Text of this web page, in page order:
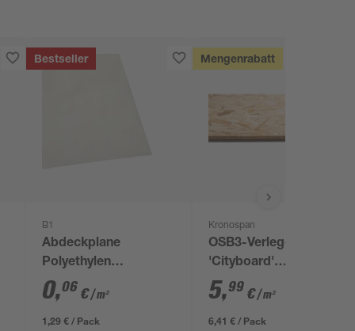
Bestseller
B1
Abdeckplane
Polyethylen
transparent 4 x 5 m
0,06 €/ m²
1,29 € / Pack
Mengenrabatt
Kronospan
OSB3-Verlegeplatte
'Cityboard'
ungeschliffen 1690 x
634 x 12 mm
5,99 €/ m²
6,41 € / Pack